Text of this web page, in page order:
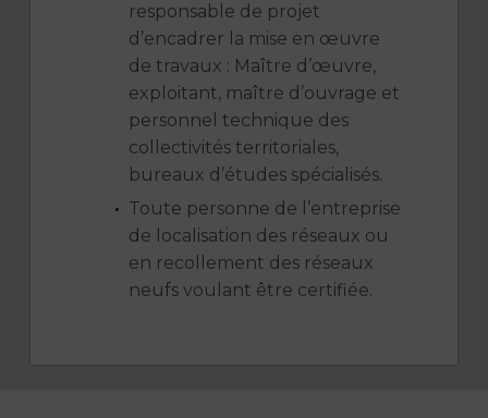
responsable de projet
d’encadrer la mise en œuvre
de travaux : Maître d’œuvre,
exploitant, maître d’ouvrage et
personnel technique des
collectivités territoriales,
bureaux d’études spécialisés.
Toute personne de l’entreprise
de localisation des réseaux ou
en recollement des réseaux
neufs voulant être certifiée.